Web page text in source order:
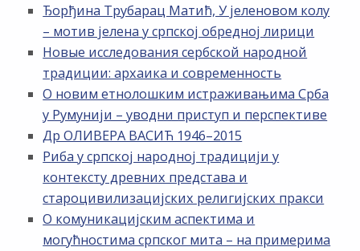
Ђорђина Трубарац Матић, У јеленовом колу
– мотив јелена у српској обредној лирици
Новые исследования сербской народной
традиции: архаика и современность
О новим етнолошким истраживањима Срба
у Румунији – уводни приступ и перспективе
Др ОЛИВЕРА ВАСИЋ 1946–2015
Риба у српској народној традицији у
контексту древних представа и
староцивилизацијских религијских пракси
О комуникацијским аспектима и
могућностима српског мита – на примерима